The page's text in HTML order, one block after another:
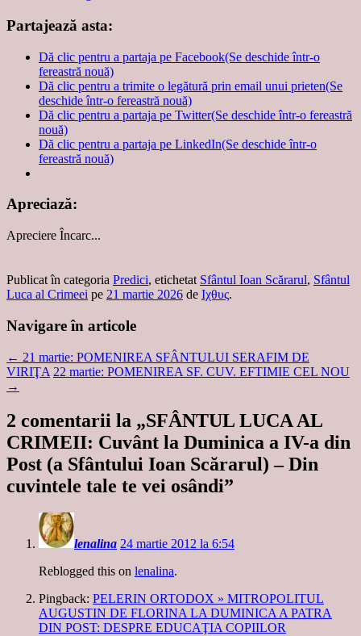
Partajează asta:
Dă clic pentru a partaja pe Facebook(Se deschide într-o
fereastră nouă)
Dă clic pentru a trimite o legătură prin email unui prieten(Se
deschide într-o fereastră nouă)
Dă clic pentru a partaja pe Twitter(Se deschide într-o fereastră
nouă)
Dă clic pentru a partaja pe LinkedIn(Se deschide într-o
fereastră nouă)
Apreciază:
Apreciere Încarc...
Publicat în categoria Predici, etichetat Sfântul Ioan Scărarul, Sfântul
Luca al Crimeei pe 21 martie 2026 de Ιχθυς.
Navigare în articole
← 21 martie: POMENIREA SFÂNTULUI SERAFIM DE
VIRIŢA 22 martie: POMENIREA SF. CUV. EFTIMIE CEL NOU
→
2 comentarii la „SFÂNTUL LUCA AL
CRIMEII: Cuvânt la Duminica a IV-a din
Post (a Sfântului Ioan Scărarul) – Din
cuvintele tale te vei osândi”
lenalina 24 martie 2012 la 6:54
Reblogged this on lenalina.
Pingback: PELERIN ORTODOX » MITROPOLITUL
AUGUSTIN DE FLORINA LA DUMINICA A PATRA
DIN POST: DESPRE EDUCAŢIA COPIILOR